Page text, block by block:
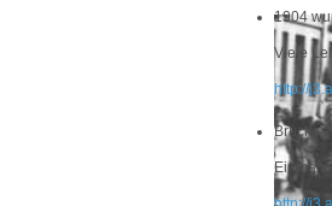
1904
Viele
http://
Brücke